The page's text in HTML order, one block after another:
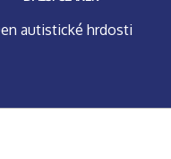
autistické hrdosti